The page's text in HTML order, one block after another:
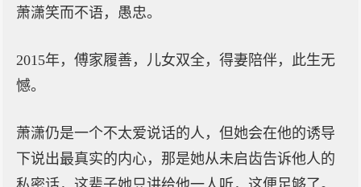
萧潇笑而不语，愚忠。
2015年，傅家履善，儿女双全，得妻陪伴，此生无
憾。
萧潇仍是一个不太爱说话的人，但她会在他的诱导
下说出最真实的内心，那是她从未启齿告诉他人的